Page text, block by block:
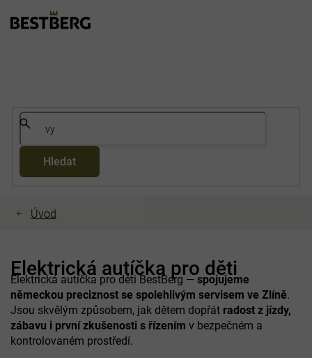
Hledat
Elektrická autíčka pro děti
Elektrická autíčka pro děti BestBerg — spojujeme
německou preciznost se spolehlivým servisem ve Zlíně.
Jsou skvělým způsobem, jak dětem dopřát radost z jízdy,
zábavu i první zkušenosti s řízením v bezpečném a
kontrolovaném prostředí.